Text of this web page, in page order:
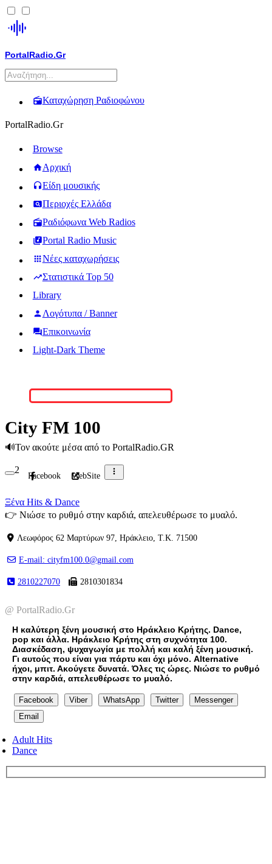
PortalRadio.Gr
Καταχώρηση Ραδιοφώνου
PortalRadio.Gr
Browse
Αρχική
Είδη μουσικής
Περιοχές Ελλάδα
Ραδιόφωνα Web Radios
Portal Radio Music
Νέες καταχωρήσεις
Στατιστικά Top 50
Library
Λογότυπα / Banner
Επικοινωνία
Light-Dark Theme
City FM 100
🔊Τον ακούτε μέσα από το PortalRadio.GR
2
Facebook WebSite
Ξένα Hits & Dance
👉 Νιώσε το ρυθμό στην καρδιά, απελευθέρωσε το μυαλό.
Λεωφόρος 62 Μαρτύρων 97, Ηράκλειο, Τ.Κ. 71500
E-mail: cityfm100.0@gmail.com
2810227070 2810301834
@ PortalRadio.Gr
Η καλύτερη ξένη μουσική στο Ηράκλειο Κρήτης. Dance,
pop και άλλα. Ηράκλειο Κρήτης στη συχνότητα 100.
Διασκέδαση, ψυχαγωγία με πολλή και καλή ξένη μουσική.
Γι αυτούς που είναι για πάρτυ και όχι μόνο. Alternative
ήχοι, μπιτ. Ακούγετε δυνατά. Όλες τις ώρες. Νιώσε το ρυθμό
στην καρδιά, απελευθέρωσε το μυαλό.
Facebook Viber WhatsApp Twitter
Messenger
Email
Adult Hits
Dance